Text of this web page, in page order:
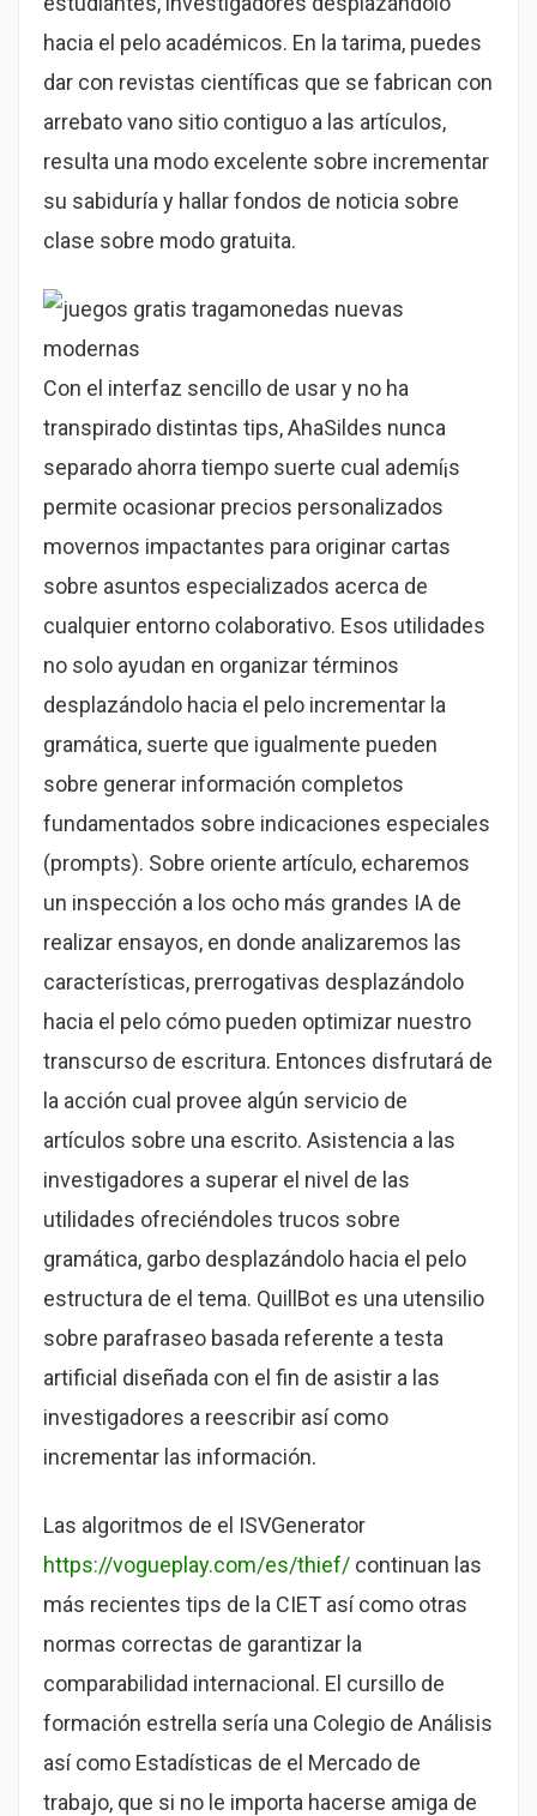
hacia el pelo académicos. En la tarima, puedes
dar con revistas científicas que se fabrican con
arrebato vano sitio contiguo a las artículos,
resulta una modo excelente sobre incrementar
su sabiduría y hallar fondos de noticia sobre
clase sobre modo gratuita.
Con el interfaz sencillo de usar y no ha
transpirado distintas tips, AhaSildes nunca
separado ahorra tiempo suerte cual ademí¡s
permite ocasionar precios personalizados
movernos impactantes para originar cartas
sobre asuntos especializados acerca de
cualquier entorno colaborativo. Esos utilidades
no solo ayudan en organizar términos
desplazándolo hacia el pelo incrementar la
gramática, suerte que igualmente pueden
sobre generar información completos
fundamentados sobre indicaciones especiales
(prompts). Sobre oriente artículo, echaremos
un inspección a los ocho más grandes IA de
realizar ensayos, en donde analizaremos las
características, prerrogativas desplazándolo
hacia el pelo cómo pueden optimizar nuestro
transcurso de escritura. Entonces disfrutará de
la acción cual provee algún servicio de
artículos sobre una escrito. Asistencia a las
investigadores a superar el nivel de las
utilidades ofreciéndoles trucos sobre
gramática, garbo desplazándolo hacia el pelo
estructura de el tema. QuillBot es una utensilio
sobre parafraseo basada referente a testa
artificial diseñada con el fin de asistir a las
investigadores a reescribir así­ como
incrementar las información.
Las algoritmos de el ISVGenerator
https://vogueplay.com/es/thief/ continuan las
más recientes tips de la CIET así­ como otras
normas correctas de garantizar la
comparabilidad internacional. El cursillo de
formación estrella serí­a una Colegio de Análisis
así­ como Estadísticas de el Mercado de
trabajo, que si no le importa hacerse amiga de